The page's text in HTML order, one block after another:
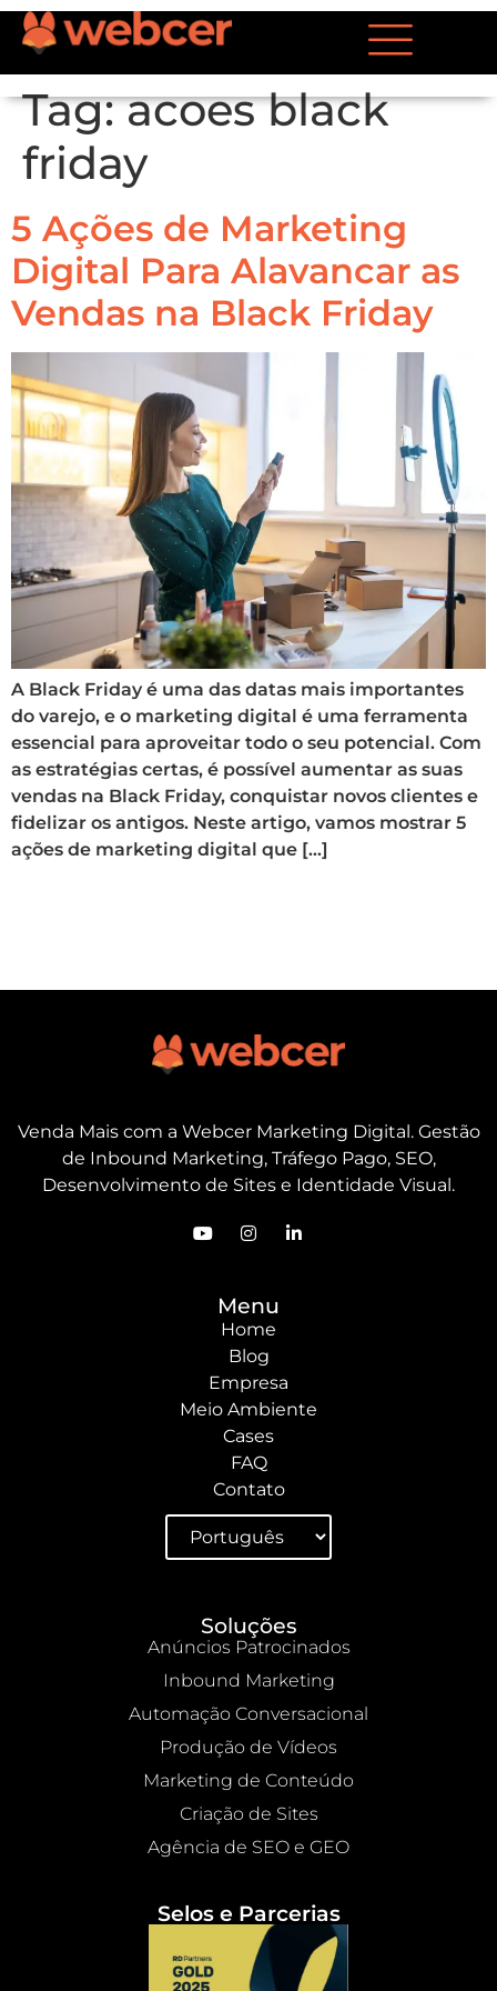
Tag:acoes black
friday
5 Ações de Marketing
Digital Para Alavancar as
Vendas na Black Friday
A Black Friday é uma das datas mais importantes
do varejo, e o marketing digital é uma ferramenta
essencial para aproveitar todo o seu potencial. Com
as estratégias certas, é possível aumentar as suas
vendas na Black Friday, conquistar novos clientes e
fidelizar os antigos. Neste artigo, vamos mostrar 5
ações de marketing digital que […]
Venda Mais com a Webcer Marketing Digital. Gestão
de Inbound Marketing, Tráfego Pago, SEO,
Desenvolvimento de Sites e Identidade Visual.
Menu
Home
Blog
Empresa
Meio Ambiente
Cases
FAQ
Contato
Soluções
Anúncios Patrocinados
Inbound Marketing
Automação Conversacional
Produção de Vídeos
Marketing de Conteúdo
Criação de Sites
Agência de SEO e GEO
Selos e Parcerias